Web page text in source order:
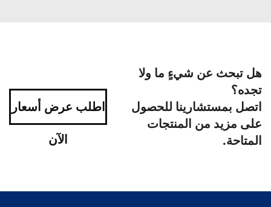
هل تبحث عن شيءٍ ما ولا
تجده؟
اتصل بمستشارينا للحصول
على مزيد من المنتجات
المتاحة.
اطلب عرض أسعار
الآن